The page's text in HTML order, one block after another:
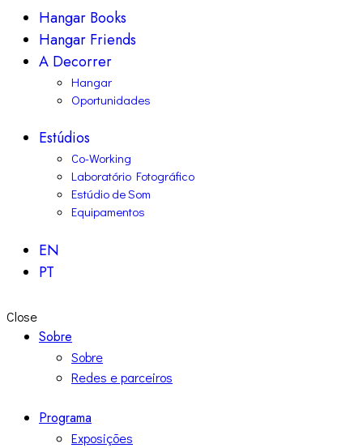
Hangar Books
Hangar Friends
A Decorrer
Hangar
Oportunidades
Estúdios
Co-Working
Laboratório Fotográfico
Estúdio de Som
Equipamentos
EN
PT
Close
Sobre
Sobre
Redes e parceiros
Programa
Exposições